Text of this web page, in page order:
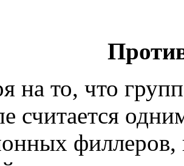
на то, что
считается
филлеров,